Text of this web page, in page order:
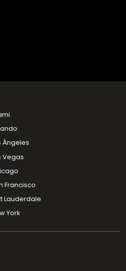
Ángeles
Vegas
Francisco
Lauderdale
York